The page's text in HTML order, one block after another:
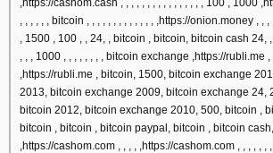
,https://cashom.cash , , , , , , , , , , , , , , , , 100 , 1000
, , , , , , bitcoin , , , , , , , , , , , , , ,https://onion.money , ,
, 1500 , 100 , , 24, , bitcoin , bitcoin, bitcoin cash 24,
, , , 1000 , , , , , , , , bitcoin exchange ,https://rubli.me ,
,https://rubli.me , bitcoin, 1500, bitcoin exchange
2013, bitcoin exchange 2009, bitcoin exchange 24,
bitcoin 2012, bitcoin exchange 2010, 500, bitcoin ,
bitcoin , bitcoin , bitcoin paypal, bitcoin , bitcoin
,https://cashom.com , , , , ,https://cashom.com , , , , , ,